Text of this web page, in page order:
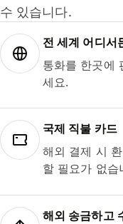
수 있습니다.
전 세계 어디서
통화를 한곳에
세요.
국제 직불 카드
해외 결제 시
할 필요가 없습
해외 송금하고